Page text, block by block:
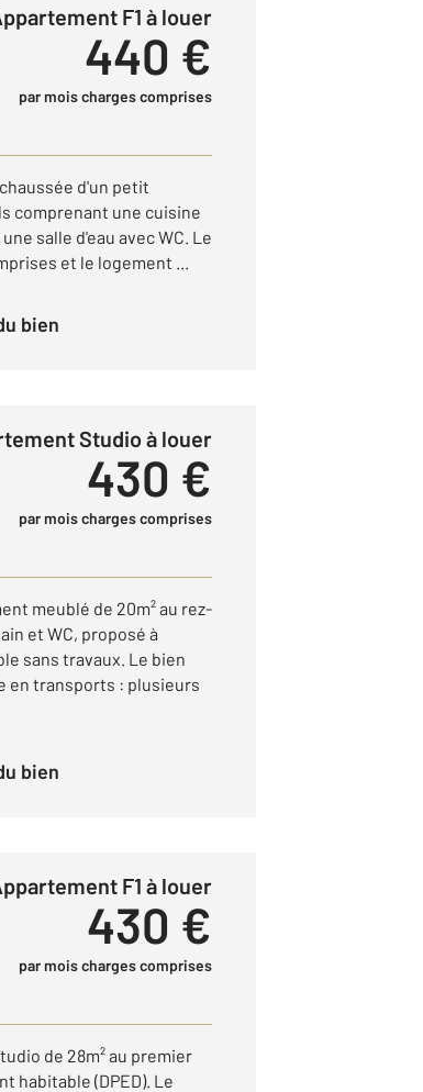
Appartement F1 à louer
440 €
par mois charges comprises
d'un petit
comprenant une cuisine
salle d'eau avec WC. Le
et le logement ...
bien
Studio à louer
430 €
par mois charges comprises
meublé de 20m² au rez-
et WC, proposé à
sans travaux. Le bien
en transports : plusieurs
bien
Appartement F1 à louer
430 €
par mois charges comprises
de 28m² au premier
habitable (DPED). Le